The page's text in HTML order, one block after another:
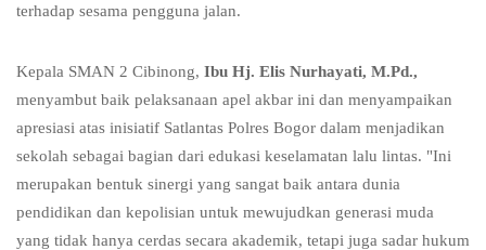
terhadap sesama pengguna jalan.
Kepala SMAN 2 Cibinong, Ibu Hj. Elis Nurhayati, M.Pd.,
menyambut baik pelaksanaan apel akbar ini dan menyampaikan
apresiasi atas inisiatif Satlantas Polres Bogor dalam menjadikan
sekolah sebagai bagian dari edukasi keselamatan lalu lintas. "Ini
merupakan bentuk sinergi yang sangat baik antara dunia
pendidikan dan kepolisian untuk mewujudkan generasi muda
yang tidak hanya cerdas secara akademik, tetapi juga sadar hukum